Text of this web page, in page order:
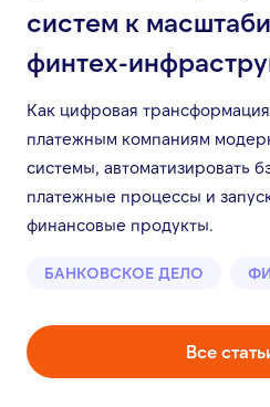
систем к
финтех-
Как цифровая
платежным компаниям
системы, автоматизировать
платежные процессы и
финансовые продукты.
БАНКОВСКОЕ ДЕЛО
Все